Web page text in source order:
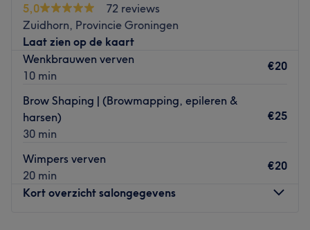
5,0
72 reviews
Zuidhorn, Provincie Groningen
Laat zien op de kaart
Wenkbrauwen verven
10 min
€20
Brow Shaping | (Browmapping, epileren &
harsen)
30 min
€25
Wimpers verven
20 min
€20
Kort overzicht salongegevens